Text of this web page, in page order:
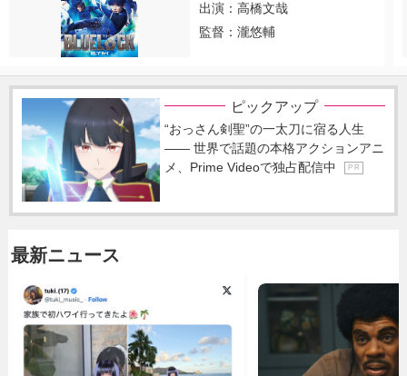
出演：高橋文哉
監督：瀧悠輔
ピックアップ
“おっさん剣聖”の一太刀に宿る人生
―― 世界で話題の本格アクションアニ
メ、Prime Videoで独占配信中
P R
最新ニュース